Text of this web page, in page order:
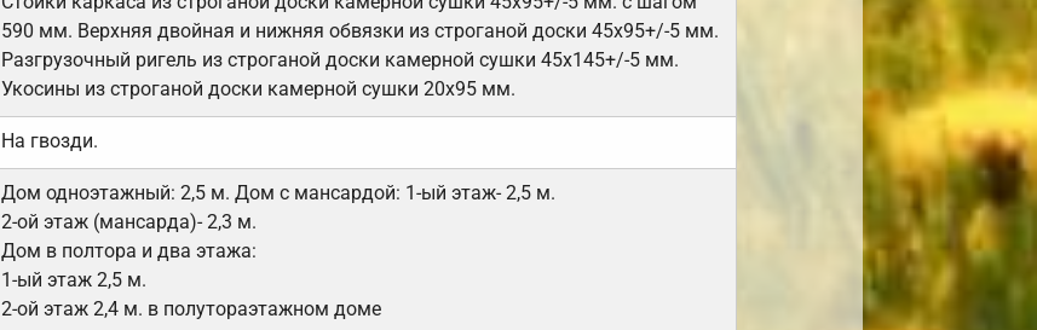
590 мм. Верхняя двойная и нижняя обвязки из строганой доски 45х95+/-5 мм.
Разгрузочный ригель из строганой доски камерной сушки 45х145+/-5 мм.
Укосины из строганой доски камерной сушки 20х95 мм.
На гвозди.
Дом одноэтажный: 2,5 м. Дом с мансардой: 1-ый этаж- 2,5 м.
2-ой этаж (мансарда)- 2,3 м.
Дом в полтора и два этажа:
1-ый этаж 2,5 м.
2-ой этаж 2,4 м. в полутораэтажном доме